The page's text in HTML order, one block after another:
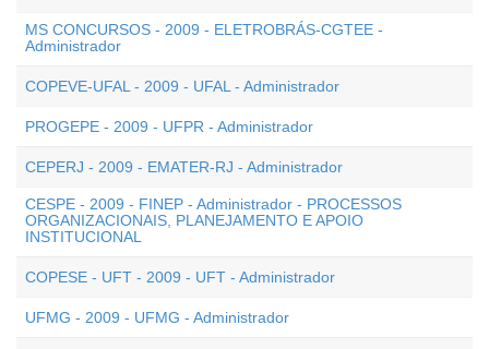
MS CONCURSOS - 2009 - ELETROBRÁS-CGTEE -
Administrador
COPEVE-UFAL - 2009 - UFAL - Administrador
PROGEPE - 2009 - UFPR - Administrador
CEPERJ - 2009 - EMATER-RJ - Administrador
CESPE - 2009 - FINEP - Administrador - PROCESSOS
ORGANIZACIONAIS, PLANEJAMENTO E APOIO
INSTITUCIONAL
COPESE - UFT - 2009 - UFT - Administrador
UFMG - 2009 - UFMG - Administrador